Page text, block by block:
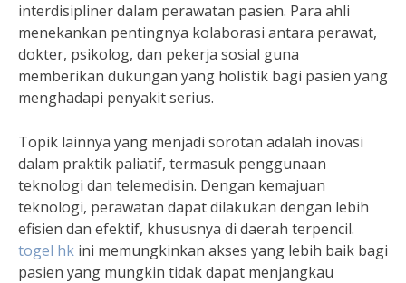
interdisipliner dalam perawatan pasien. Para ahli
menekankan pentingnya kolaborasi antara perawat,
dokter, psikolog, dan pekerja sosial guna
memberikan dukungan yang holistik bagi pasien yang
menghadapi penyakit serius.
Topik lainnya yang menjadi sorotan adalah inovasi
dalam praktik paliatif, termasuk penggunaan
teknologi dan telemedisin. Dengan kemajuan
teknologi, perawatan dapat dilakukan dengan lebih
efisien dan efektif, khususnya di daerah terpencil.
togel hk ini memungkinkan akses yang lebih baik bagi
pasien yang mungkin tidak dapat menjangkau